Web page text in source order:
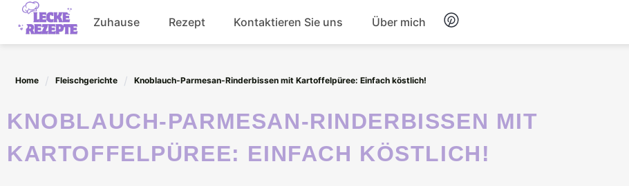
Skip
content
Zuhause Rezept Kontaktieren Sie uns Über mich
Home Fleischgerichte Knoblauch-Parmesan-Rinderbissen mit Kartoffelpüree: Einfach köstlich!
KNOBLAUCH-PARMESAN-RINDERBISSEN MIT
KARTOFFELPÜREE: EINFACH KÖSTLICH!